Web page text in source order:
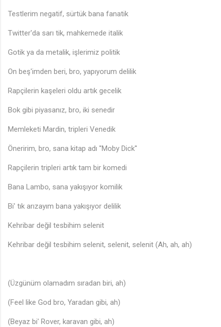
Testlerim negatif, sürtük bana fanatik
Twitter'da sarı tik, mahkemede italik
Gotik ya da metalik, işlerimiz politik
On beş'imden beri, bro, yapıyorum delilik
Rapçilerin kaşeleri oldu artık gecelik
Bok gibi piyasanız, bro, iki senedir
Memleketi Mardin, tripleri Venedik
Öneririm, bro, sana kitap adı ''Moby Dick''
Rapçilerin tripleri artık tam bir komedi
Bana Lambo, sana yakışıyor komilik
Bi' tık arızayım bana yakışıyor delilik
Kehribar değil tesbihim selenit
Kehribar değil tesbihim selenit, selenit, selenit (Ah, ah, ah)
(Üzgünüm olamadım sıradan biri, ah)
(Feel like God bro, Yaradan gibi, ah)
(Beyaz bi' Rover, karavan gibi, ah)